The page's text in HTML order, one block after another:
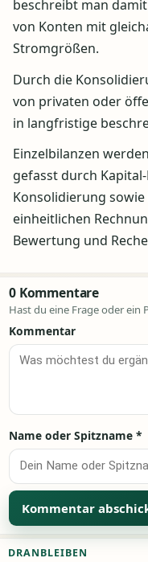
beschreibt man
von Konten mit
Stromgrößen.
Durch die
von privaten oder
in langfristige
Einzelbilanzen
gefasst durch
Konsolidierung
einheitlichen
Bewertung und
0 Kommentare
Hast du eine Frage oder ein
Kommentar
Name oder Spitzname *
DRANBLEIBEN